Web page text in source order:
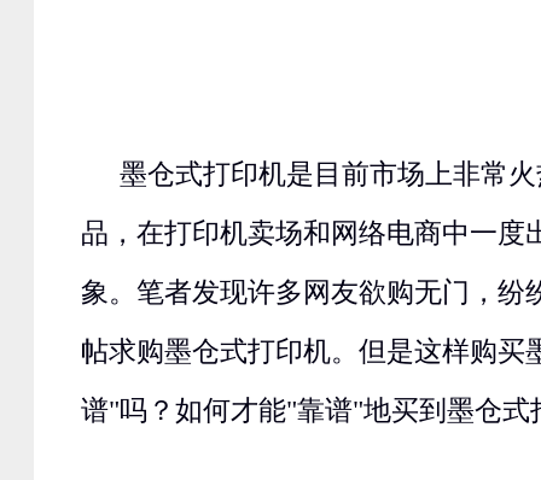
墨仓式打印机是目前市场上非常
品，在打印机卖场和网络电商中一度
象。笔者发现许多网友欲购无门，纷
帖求购墨仓式打印机。但是这样购买
谱"吗？如何才能"靠谱"地买到墨仓式